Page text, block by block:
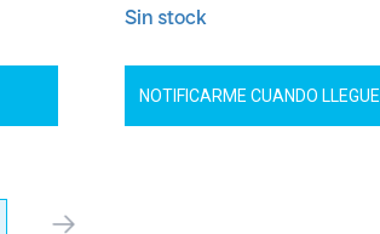
Sin stock
NOTIFICARME CUANDO LLEGUE
próximo